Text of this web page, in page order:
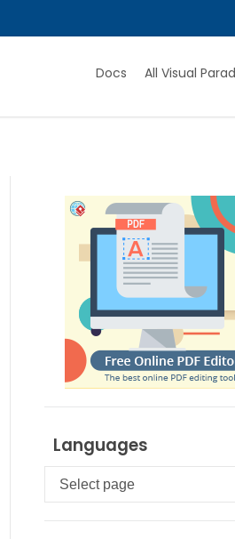
Docs All Visual
Languages
Languages